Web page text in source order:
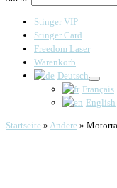
Stinger VIP
Stinger Card
Freedom Laser
Warenkorb
Deutsch
Français
English
Startseite » Andere »